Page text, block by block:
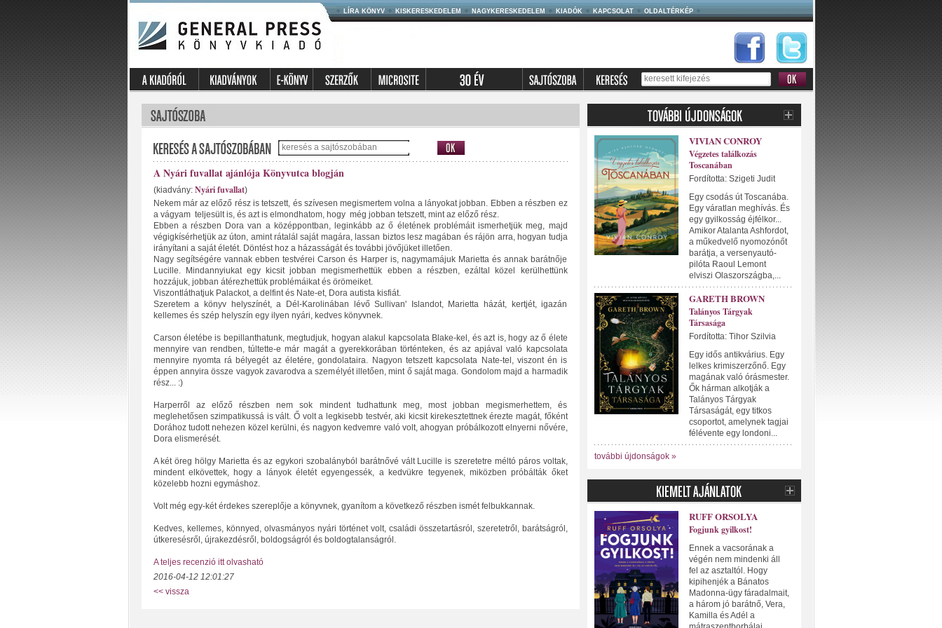
LÍRA KÖNYV KISKERESKEDELEM NAGYKERESKEDELEM KIADÓK KAPCSOLAT OLDALTÉRKÉP
A Nyári fuvallat ajánlója Könyvutca blogján
(kiadvány: Nyári fuvallat)
Nekem már az előző rész is tetszett, és szívesen megismertem volna a lányokat jobban. Ebben a részben ez
a vágyam teljesült is, és azt is elmondhatom, hogy még jobban tetszett, mint az előző rész.
Ebben a részben Dora van a középpontban, leginkább az ő életének problémáit ismerhetjük meg, majd
végigkísérhetjük az úton, amint rátalál saját magára, lassan biztos lesz magában és rájön arra, hogyan tudja
irányítani a saját életét. Döntést hoz a házasságát és további jövőjüket illetően.
Nagy segítségére vannak ebben testvérei Carson és Harper is, nagymamájuk Marietta és annak barátnője
Lucille. Mindannyiukat egy kicsit jobban megismerhettük ebben a részben, ezáltal közel kerülhettünk
hozzájuk, jobban átérezhettük problémáikat és örömeiket.
Viszontláthatjuk Palackot, a delfint és Nate-et, Dora autista kisfiát.
Szeretem a könyv helyszínét, a Dél-Karolinában lévő Sullivan' Islandot, Marietta házát, kertjét, igazán
kellemes és szép helyszín egy ilyen nyári, kedves könyvnek.
Carson életébe is bepillanthatunk, megtudjuk, hogyan alakul kapcsolata Blake-kel, és azt is, hogy az ő élete
mennyire van rendben, túltette-e már magát a gyerekkorában történteken, és az apjával való kapcsolata
mennyire nyomta rá bélyegét az életére, gondolataira. Nagyon tetszett kapcsolata Nate-tel, viszont én is
éppen annyira össze vagyok zavarodva a személyét illetően, mint ő saját maga. Gondolom majd a harmadik
rész... :)
Harperről az előző részben nem sok mindent tudhattunk meg, most jobban megismerhettem, és
meglehetősen szimpatikussá is vált. Ő volt a legkisebb testvér, aki kicsit kirekesztettnek érezte magát, főként
Dorához tudott nehezen közel kerülni, és nagyon kedvemre való volt, ahogyan próbálkozott elnyerni nővére,
Dora elismerését.
A két öreg hölgy Marietta és az egykori szobalányból barátnővé vált Lucille is szeretetre méltó páros voltak,
mindent elkövettek, hogy a lányok életét egyengessék, a kedvükre tegyenek, miközben próbálták őket
közelebb hozni egymáshoz.
Volt még egy-két érdekes szereplője a könyvnek, gyanítom a következő részben ismét felbukkannak.
Kedves, kellemes, könnyed, olvasmányos nyári történet volt, családi összetartásról, szeretetről, barátságról,
útkeresésről, újrakezdésről, boldogságról és boldogtalanságról.
A teljes recenzió itt olvasható
2016-04-12 12:01:27
<< vissza
VIVIAN CONROY
Végzetes találkozás
Toscanában
Fordította: Szigeti Judit
Egy csodás út Toscanába.
Egy váratlan meghívás. És
egy gyilkosság éjfélkor...
Amikor Atalanta Ashfordot,
a műkedvelő nyomozónőt
barátja, a versenyautó-
pilóta Raoul Lemont
elviszi Olaszországba,...
GARETH BROWN
Talányos Tárgyak
Társasága
Fordította: Tihor Szilvia
Egy idős antikvárius. Egy
lelkes krimiszerzőnő. Egy
magának való órásmester.
Ők hárman alkotják a
Talányos Tárgyak
Társaságát, egy titkos
csoportot, amelynek tagjai
félévente egy londoni...
további újdonságok »
RUFF ORSOLYA
Fogjunk gyilkost!
Ennek a vacsorának a
végén nem mindenki áll
fel az asztaltól. Hogy
kipihenjék a Bánatos
Madonna-ügy fáradalmait,
a három jó barátnő, Vera,
Kamilla és Adél a